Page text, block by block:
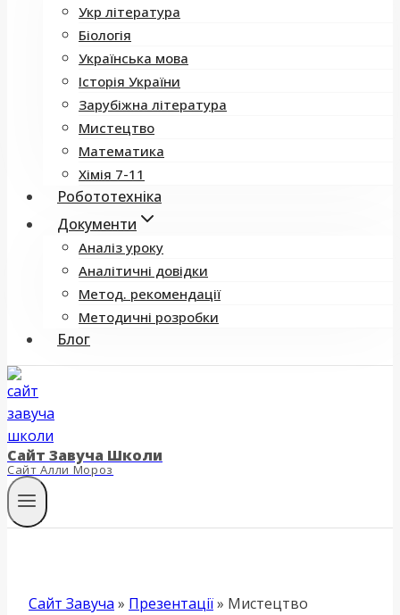
Укр література
Біологія
Українська мова
Історія України
Зарубіжна література
Мистецтво
Математика
Хімія 7-11
Робототехніка
Документи
Аналіз уроку
Аналітичні довідки
Метод. рекомендації
Методичні розробки
Блог
Сайт Завуча Школи
Сайт Алли Мороз
Сайт Завуча » Презентації» Мистецтво